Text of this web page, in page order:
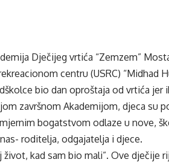
Dječijeg vrtića “Zemzem”
centru (USRC) “Midhad
bio dan oproštaja od vrtića
završnom Akademijom, djeca su
bogatstvom odlaze u nove,
roditelja, odgajatelja i djece.
život, kad sam bio mali”. Ove dječije